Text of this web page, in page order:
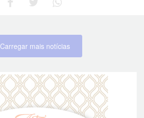
Carregar mais notícias